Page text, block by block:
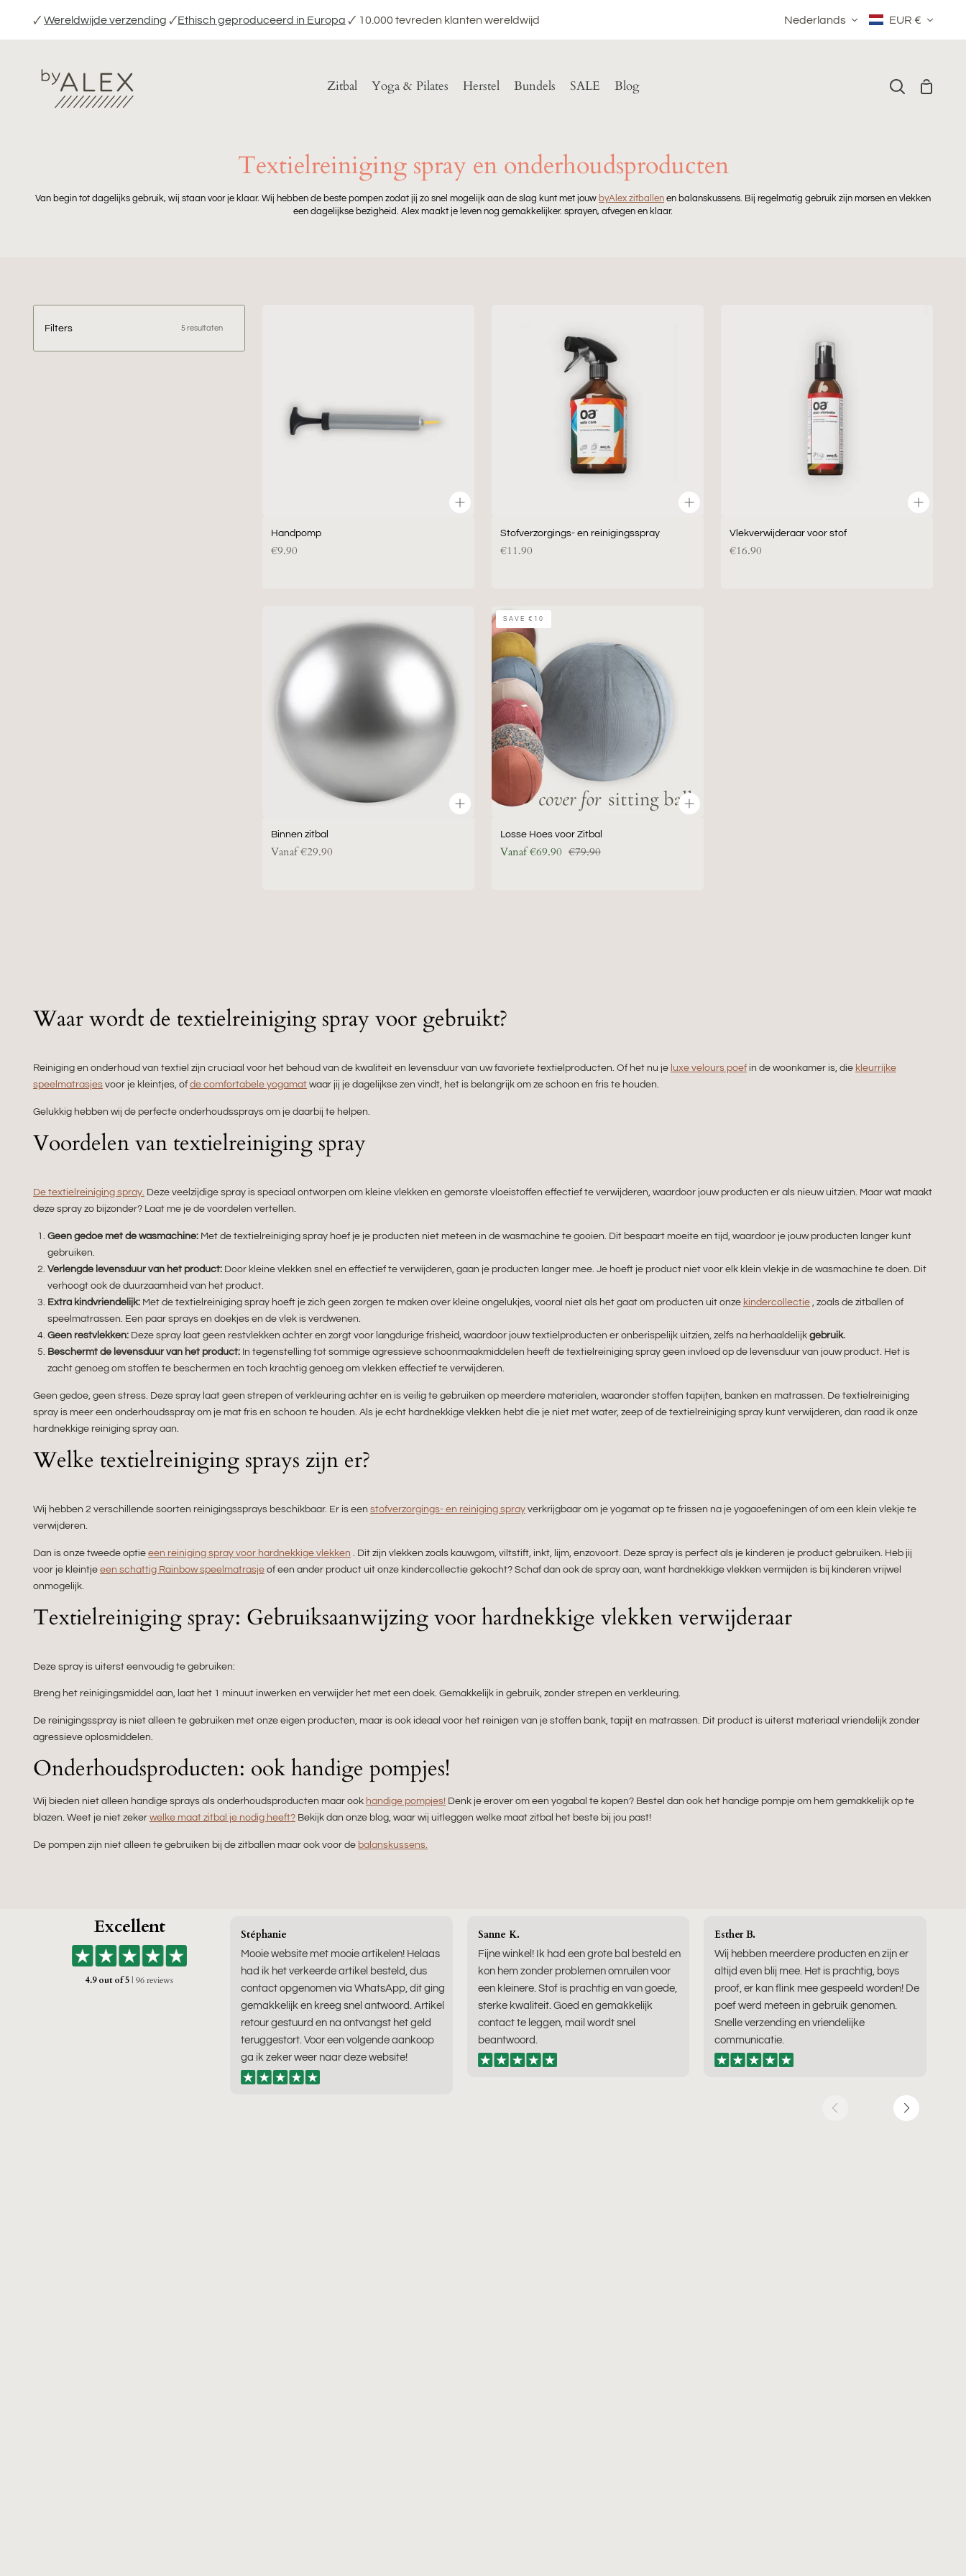
inhoud
🗸 Wereldwijde verzending 🗸Ethisch geproduceerd in Europa 🗸 10.000 tevreden klanten wereldwijd Taal
Nederlands Valuta EUR €
Zitbal Yoga & Pilates Herstel Bundels SALE Blog Zoeken
Textielreiniging spray en onderhoudsproducten
Van begin tot dagelijks gebruik, wij staan ​​voor je klaar. Wij hebben de beste pompen zodat jij zo snel mogelijk aan de slag kunt met jouw byAlex zitballen en balanskussens. Bij regelmatig gebruik zijn morsen en vlekken
een dagelijkse bezigheid. Alex maakt je leven nog gemakkelijker. sprayen, afvegen en klaar.
Filters 5 resultaten
Handpomp
€9.90
Stofverzorgings- en reinigingsspray
€11.90
Vlekverwijderaar voor stof
€16.90
Binnen zitbal
Vanaf€29.90
Losse
Hoes
Zitbal
SAVE €10
Losse Hoes voor Zitbal
Vanaf€69.90 Normale prijs
€79.90
Waar wordt de textielreiniging spray voor gebruikt?
Reiniging en onderhoud van textiel zijn cruciaal voor het behoud van de kwaliteit en levensduur van uw favoriete textielproducten. Of het nu je luxe velours poef in de woonkamer is, die kleurrijke
speelmatrasjes voor je kleintjes, of de comfortabele yogamat waar jij je dagelijkse zen vindt, het is belangrijk om ze schoon en fris te houden.
Gelukkig hebben wij de perfecte onderhoudssprays om je daarbij te helpen.
Voordelen van textielreiniging spray
De textielreiniging spray. Deze veelzijdige spray is speciaal ontworpen om kleine vlekken en gemorste vloeistoffen effectief te verwijderen, waardoor jouw producten er als nieuw uitzien. Maar wat maakt
deze spray zo bijzonder? Laat me je de voordelen vertellen.
Geen gedoe met de wasmachine: Met de textielreiniging spray hoef je je producten niet meteen in de wasmachine te gooien. Dit bespaart moeite en tijd, waardoor je jouw producten langer kunt
gebruiken.
Verlengde levensduur van het product: Door kleine vlekken snel en effectief te verwijderen, gaan je producten langer mee. Je hoeft je product niet voor elk klein vlekje in de wasmachine te doen. Dit
verhoogt ook de duurzaamheid van het product.
Extra kindvriendelijk: Met de textielreiniging spray hoeft je zich geen zorgen te maken over kleine ongelukjes, vooral niet als het gaat om producten uit onze kindercollectie , zoals de zitballen of
speelmatrassen. Een paar sprays en doekjes en de vlek is verdwenen.
Geen restvlekken: Deze spray laat geen restvlekken achter en zorgt voor langdurige frisheid, waardoor jouw textielproducten er onberispelijk uitzien, zelfs na herhaaldelijk gebruik.
Beschermt de levensduur van het product: In tegenstelling tot sommige agressieve schoonmaakmiddelen heeft de textielreiniging spray geen invloed op de levensduur van jouw product. Het is
zacht genoeg om stoffen te beschermen en toch krachtig genoeg om vlekken effectief te verwijderen.
Geen gedoe, geen stress. Deze spray laat geen strepen of verkleuring achter en is veilig te gebruiken op meerdere materialen, waaronder stoffen tapijten, banken en matrassen. De textielreiniging
spray is meer een onderhoudsspray om je mat fris en schoon te houden. Als je echt hardnekkige vlekken hebt die je niet met water, zeep of de textielreiniging spray kunt verwijderen, dan raad ik onze
hardnekkige reiniging spray aan.
Welke textielreiniging sprays zijn er?
Wij hebben 2 verschillende soorten reinigingssprays beschikbaar. Er is een stofverzorgings- en reiniging spray verkrijgbaar om je yogamat op te frissen na je yogaoefeningen of om een ​​klein vlekje te
verwijderen.
Dan is onze tweede optie een reiniging spray voor hardnekkige vlekken . Dit zijn vlekken zoals kauwgom, viltstift, inkt, lijm, enzovoort. Deze spray is perfect als je kinderen je product gebruiken. Heb jij
voor je kleintje een schattig Rainbow speelmatrasje of een ander product uit onze kindercollectie gekocht? Schaf dan ook de spray aan, want hardnekkige vlekken vermijden is bij kinderen vrijwel
onmogelijk.
Textielreiniging spray: Gebruiksaanwijzing voor hardnekkige vlekken verwijderaar
Deze spray is uiterst eenvoudig te gebruiken:
Breng het reinigingsmiddel aan, laat het 1 minuut inwerken en verwijder het met een doek. Gemakkelijk in gebruik, zonder strepen en verkleuring.
De reinigingsspray is niet alleen te gebruiken met onze eigen producten, maar is ook ideaal voor het reinigen van je stoffen bank, tapijt en matrassen. Dit product is uiterst materiaal vriendelijk zonder
agressieve oplosmiddelen.
Onderhoudsproducten: ook handige pompjes!
Wij bieden niet alleen handige sprays als onderhoudsproducten maar ook handige pompjes! Denk je erover om een ​​yogabal te kopen? Bestel dan ook het handige pompje om hem gemakkelijk op te
blazen. Weet je niet zeker welke maat zitbal je nodig heeft? Bekijk dan onze blog, waar wij uitleggen welke maat zitbal het beste bij jou past!
De pompen zijn niet alleen te gebruiken bij de zitballen maar ook voor de balanskussens.
Excellent
4.9 out of 5| 96 reviews
Stéphanie
Mooie website met mooie artikelen! Helaas
had ik het verkeerde artikel besteld, dus
contact opgenomen via WhatsApp, dit ging
gemakkelijk en kreeg snel antwoord. Artikel
retour gestuurd en na ontvangst het geld
teruggestort. Voor een volgende aankoop
ga ik zeker weer naar deze website!
Sanne K.
Fijne winkel! Ik had een grote bal besteld en
kon hem zonder problemen omruilen voor
een kleinere. Stof is prachtig en van goede,
sterke kwaliteit. Goed en gemakkelijk
contact te leggen, mail wordt snel
beantwoord.
Esther B.
Wij hebben meerdere producten en zijn er
altijd even blij mee. Het is prachtig, boys
proof, er kan flink mee gespeeld worden! De
poef werd meteen in gebruik genomen.
Snelle verzending en vriendelijke
communicatie.